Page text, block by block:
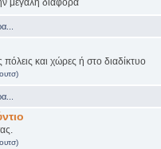
πόλεις και χώρες ή στο διαδίκτυο